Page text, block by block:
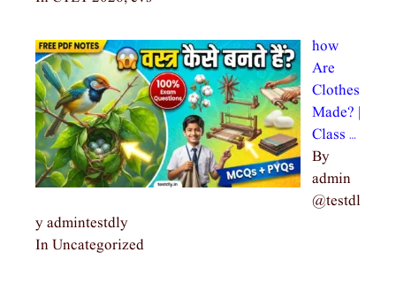
how
Are
Clothes
Made? |
Class …
By
admin
@testdl
y admintestdly
In Uncategorized